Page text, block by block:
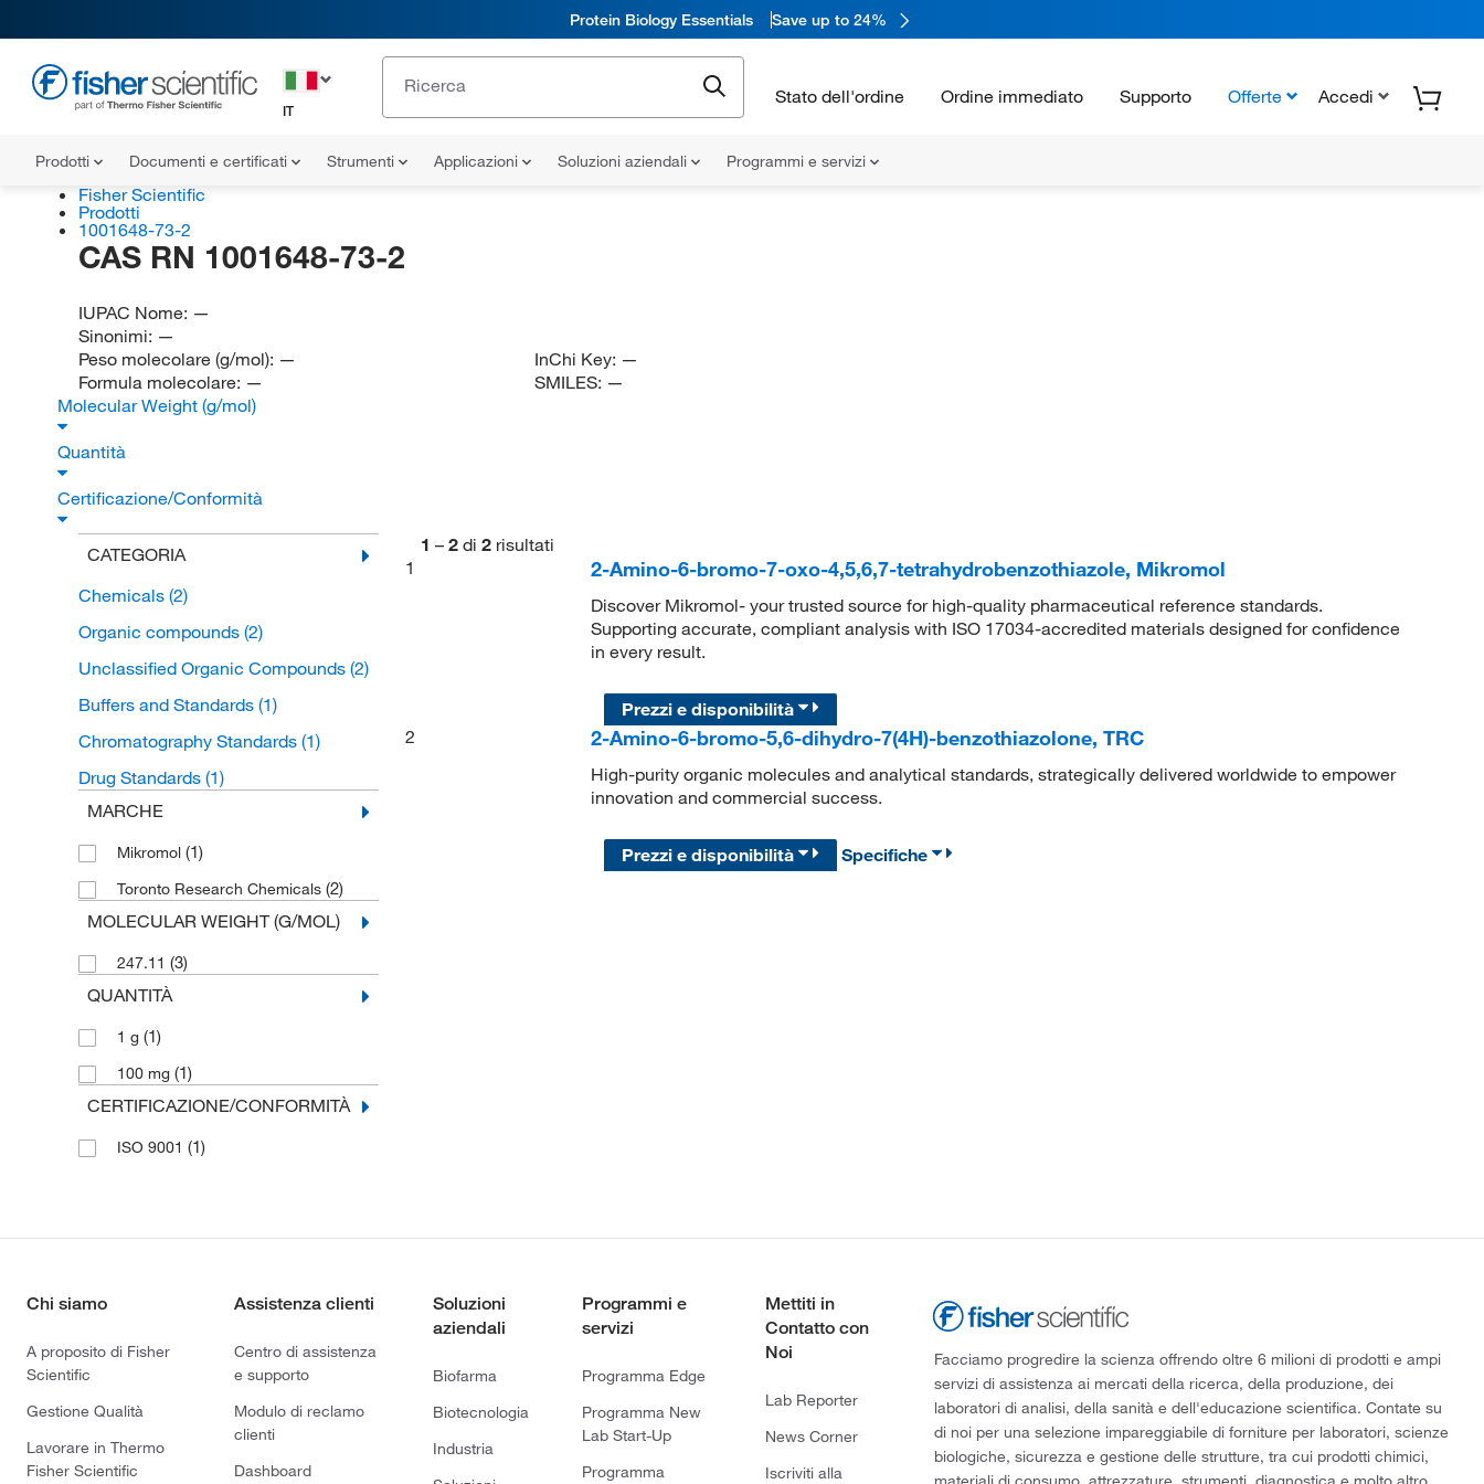
Protein Biology Essentials Save up to 24%
IT
Stato dell'ordine Ordine immediato Supporto Offerte Accedi
Prodotti Documenti e certificati Strumenti Applicazioni Soluzioni aziendali Programmi e servizi
Fisher Scientific
Prodotti
1001648-73-2
CAS RN 1001648-73-2
IUPAC Nome: —
Sinonimi: —
Peso molecolare (g/mol): —
Formula molecolare: —
InChi Key: —
SMILES: —
Molecular Weight (g/mol)
Quantità
Certificazione/Conformità
CATEGORIA
Chemicals (2)
Organic compounds (2)
Unclassified Organic Compounds (2)
Buffers and Standards (1)
Chromatography Standards (1)
Drug Standards (1)
MARCHE
Mikromol (1)
Toronto Research Chemicals (2)
MOLECULAR WEIGHT (G/MOL)
247.11 (3)
QUANTITÀ
1 g (1)
100 mg (1)
CERTIFICAZIONE/CONFORMITÀ
ISO 9001 (1)
1 – 2 di 2 risultati
1
2-Amino-6-bromo-7-oxo-4,5,6,7-tetrahydrobenzothiazole, Mikromol
Discover Mikromol- your trusted source for high-quality pharmaceutical reference standards.
Supporting accurate, compliant analysis with ISO 17034-accredited materials designed for confidence
in every result.
Prezzi e disponibilità
2
2-Amino-6-bromo-5,6-dihydro-7(4H)-benzothiazolone, TRC
High-purity organic molecules and analytical standards, strategically delivered worldwide to empower
innovation and commercial success.
Prezzi e disponibilità Specifiche
Chi siamo
A proposito di Fisher
Scientific
Gestione Qualità
Lavorare in Thermo
Fisher Scientific
Assistenza clienti
Centro di assistenza
e supporto
Modulo di reclamo
clienti
Dashboard
Soluzioni
aziendali
Biofarma
Biotecnologia
Industria
Programmi e
servizi
Programma Edge
Programma New
Lab Start-Up
Programma
Mettiti in
Contatto con
Noi
Lab Reporter
News Corner
Iscriviti alla
Facciamo progredire la scienza offrendo oltre 6 milioni di prodotti e ampi
servizi di assistenza ai mercati della ricerca, della produzione, dei
laboratori di analisi, della sanità e dell'educazione scientifica. Contate su
di noi per una selezione impareggiabile di forniture per laboratori, scienze
biologiche, sicurezza e gestione delle strutture, tra cui prodotti chimici,